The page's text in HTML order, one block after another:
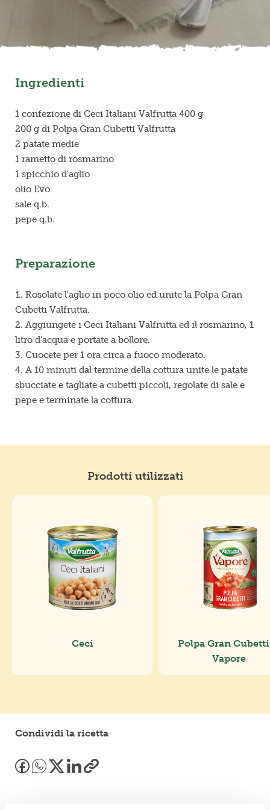
Linea BIO
Prodotti freschi
Ingredienti
1 confezione di Ceci Italiani Valfrutta 400 g
200 g di Polpa Gran Cubetti Valfrutta
2 patate medie
1 rametto di rosmarino
1 spicchio d'aglio
olio Evo
sale q.b.
pepe q.b.
Preparazione
Rosolate l'aglio in poco olio ed unite la Polpa Gran
Cubetti Valfrutta.
Aggiungete i Ceci Italiani Valfrutta ed il rosmarino, 1
litro d'acqua e portate a bollore.
Cuocete per 1 ora circa a fuoco moderato.
A 10 minuti dal termine della cottura unite le patate
sbucciate e tagliate a cubetti piccoli, regolate di sale e
pepe e terminate la cottura.
Prodotti utilizzati
Ceci
Polpa Gran
Vapore
Condividi la ricetta